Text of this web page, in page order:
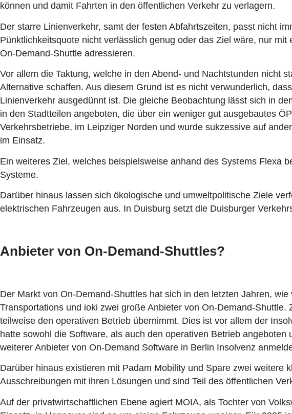
können und damit Fahrten in den öffentlichen Verkehr zu verlagern.
Der starre Linienverkehr, samt der festen Abfahrtszeiten, passt nicht
Pünktlichkeitsquote nicht verlässlich genug oder das Ziel wäre, nur
On-Demand-Shuttle adressieren.
Vor allem die Taktung, welche in den Abend- und Nachtstunden nicht
Alternative schaffen. Aus diesem Grund ist es nicht verwunderlich,
Linienverkehr ausgedünnt ist. Die gleiche Beobachtung lässt sich in
in den Stadtteilen angeboten, die über ein weniger gut ausgebautes
Verkehrsbetriebe, im Leipziger Norden und wurde sukzessive auf
im Einsatz.
Ein weiteres Ziel, welches beispielsweise anhand des Systems Flexa
Systeme.
Darüber hinaus lassen sich ökologische und umweltpolitische Ziele
elektrischen Fahrzeugen aus. In Duisburg setzt die Duisburger
Anbieter von On-Demand-Shuttles?
Der Markt von On-Demand-Shuttles hat sich in den letzten Jahren,
Transportations und ioki zwei große Anbieter von On-Demand-
teilweise den operativen Betrieb übernimmt. Dies ist vor allem der
hatte sowohl die Software, als auch den operativen Betrieb
weiterer Anbieter von On-Demand Software in Berlin Insolvenz
Darüber hinaus existieren mit Padam Mobility und Spare zwei weitere
Ausschreibungen mit ihren Lösungen und sind Teil des öffentlichen
Auf der privatwirtschaftlichen Ebene agiert MOIA, als Tochter von